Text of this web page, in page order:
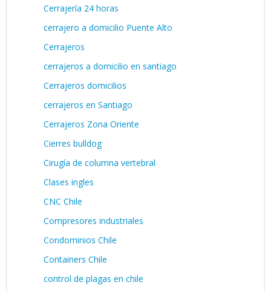
Cerrajería 24 horas
cerrajero a domicilio Puente Alto
Cerrajeros
cerrajeros a domicilio en santiago
Cerrajeros domicilios
cerrajeros en Santiago
Cerrajeros Zona Oriente
Cierres bulldog
Cirugía de columna vertebral
Clases ingles
CNC Chile
Compresores industriales
Condominios Chile
Containers Chile
control de plagas en chile